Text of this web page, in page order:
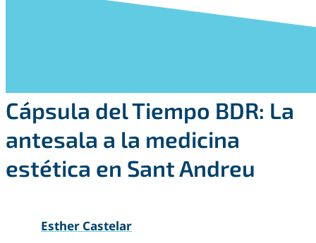
Cápsula del Tiempo BDR: La
antesala a la medicina
estética en Sant Andreu
Esther Castelar